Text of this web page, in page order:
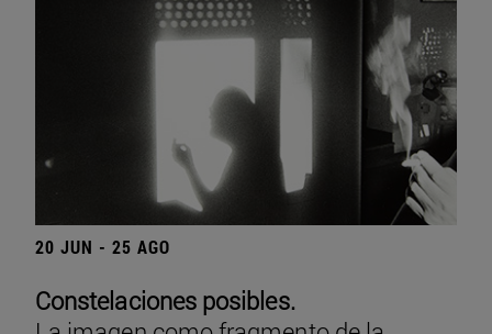
20 JUN - 25 AGO
Constelaciones posibles.